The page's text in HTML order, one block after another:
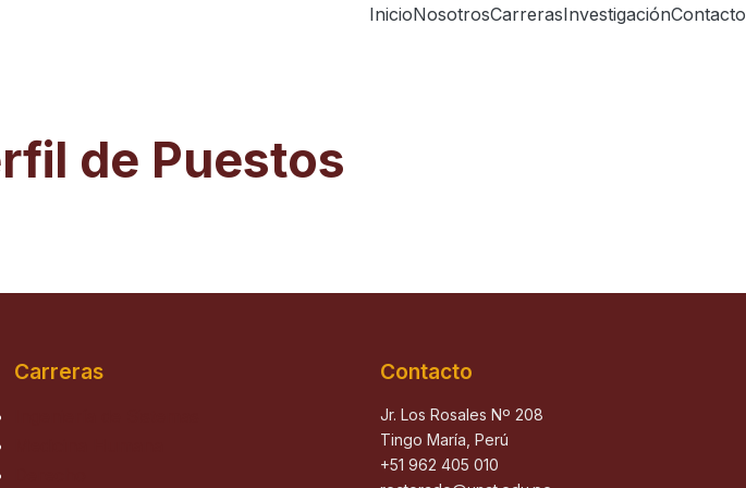
InicioNosotrosCarrerasInvestigaciónContacto
de Puestos
Carreras Contacto
Jr. Los Rosales Nº 208
Tingo María, Perú
+51 962 405 010